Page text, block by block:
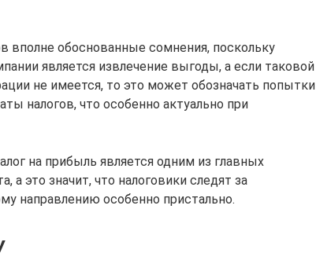
вполне обоснованные сомнения, поскольку
является извлечение выгоды, а если таковой
не имеется, то это может обозначать попытки
налогов, что особенно актуально при
на прибыль является одним из главных
это значит, что налоговики следят за
направлению особенно пристально.